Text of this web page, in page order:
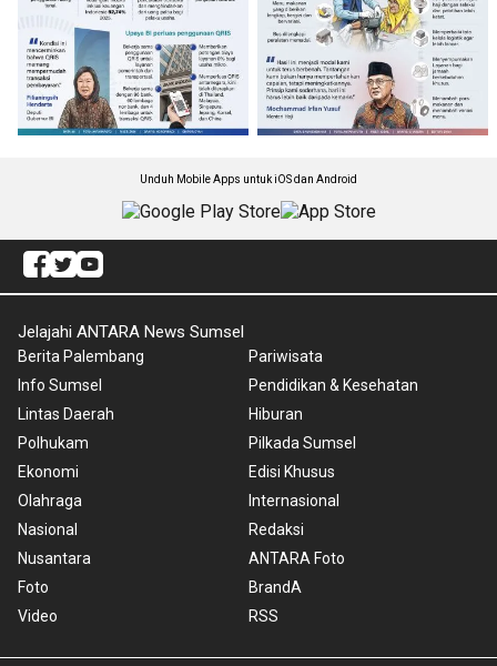
Unduh Mobile Apps untuk iOS dan Android
Jelajahi ANTARA News Sumsel
Berita Palembang
Info Sumsel
Lintas Daerah
Polhukam
Ekonomi
Olahraga
Nasional
Nusantara
Foto
Video
Pariwisata
Pendidikan & Kesehatan
Hiburan
Pilkada Sumsel
Edisi Khusus
Internasional
Redaksi
ANTARA Foto
BrandA
RSS